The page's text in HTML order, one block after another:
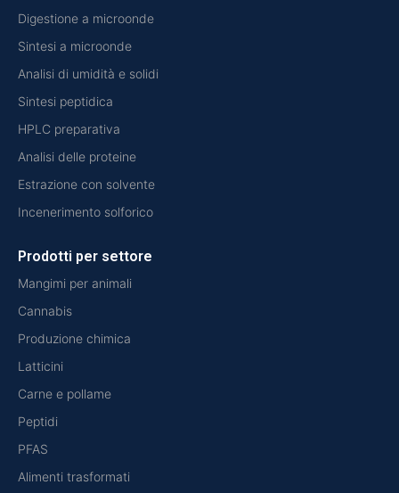
Digestione a microonde
Sintesi a microonde
Analisi di umidità e solidi
Sintesi peptidica
HPLC preparativa
Analisi delle proteine
Estrazione con solvente
Incenerimento solforico
Prodotti per settore
Mangimi per animali
Cannabis
Produzione chimica
Latticini
Carne e pollame
Peptidi
PFAS
Alimenti trasformati